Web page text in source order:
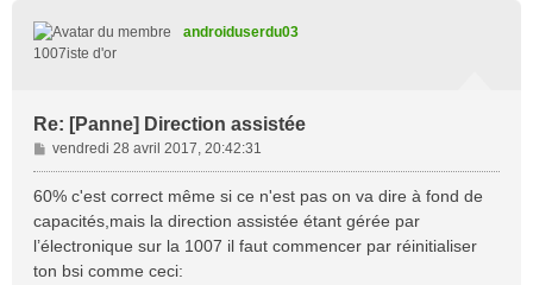
androiduserdu03
1007iste d'or
Re: [Panne] Direction assistée
M
e
s
a
g
e
vendredi 28 avril 2017, 20:42:31
60% c'est correct même si ce n'est pas on va dire à fond de
capacités,mais la direction assistée étant gérée par
l’électronique sur la 1007 il faut commencer par réinitialiser
ton bsi comme ceci: